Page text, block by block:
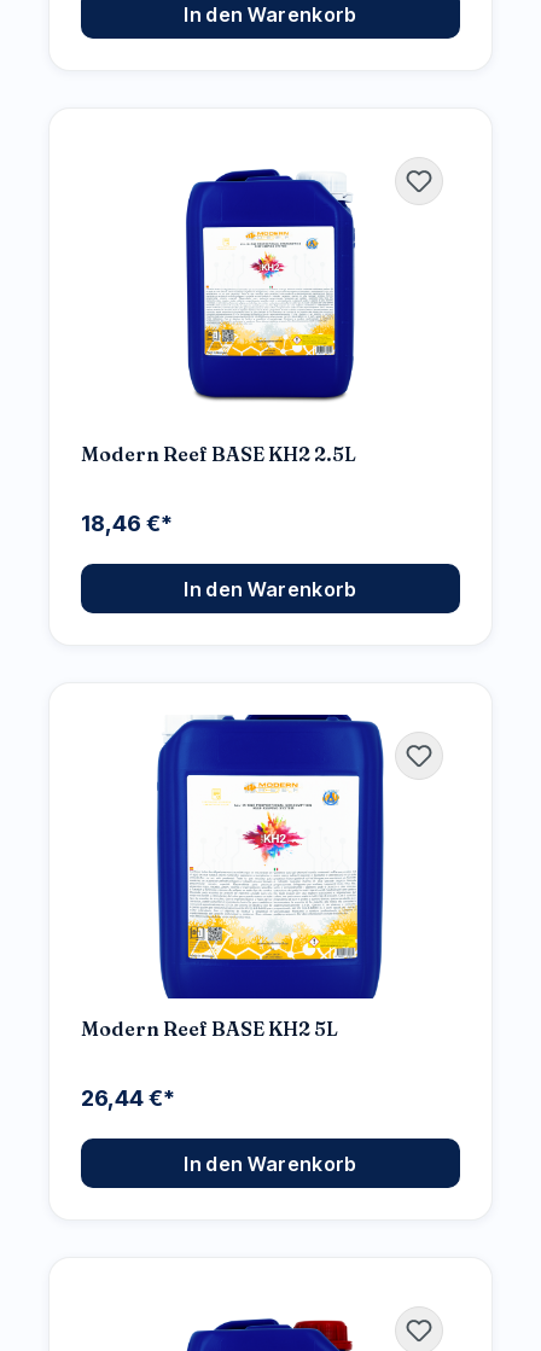
In den Warenkorb
Modern Reef BASE KH2 2.5L
18,46 €*
In den Warenkorb
Modern Reef BASE KH2 5L
26,44 €*
In den Warenkorb